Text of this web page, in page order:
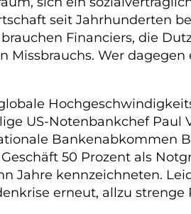
seit Jahrhunderten
Financiers, die
Missbrauchs. Wer
US-Notenbankchef Paul
Bankenabkommen
50 Prozent als
Jahre kennzeichneten.
erneut, allzu